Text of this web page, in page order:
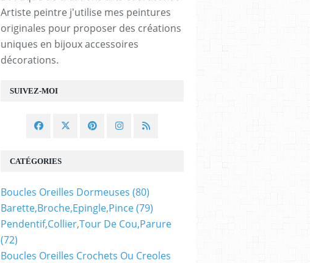
SUIVEZ-MOI
Artiste peintre j'utilise mes peintures
originales pour proposer des créations
uniques en bijoux accessoires
décorations.
CATÉGORIES
Boucles Oreilles Dormeuses (80)
Barette,broche,epingle,pince(79)
Pendentif,collier,tour De Cou,parure
(72)
Boucles Oreilles Crochets Ou Creoles